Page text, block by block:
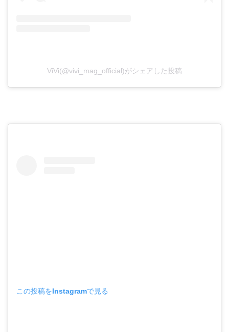
ViVi(@vivi_mag_official)がシェアした投稿
この投稿をInstagramで見る